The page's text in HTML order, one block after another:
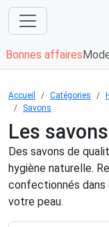
Bonnes affaires
Accueil Catégories
Savons
Les
Des savons de
hygiène naturelle.
confectionnés dans
votre peau.